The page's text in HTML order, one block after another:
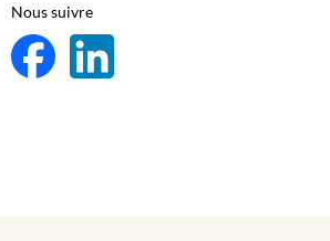
Nous suivre